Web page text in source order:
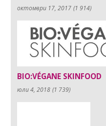
октомври 17, 2017 (1 914)
BIO:VÉGANE SKINFOOD
юли 4, 2018 (1 739)